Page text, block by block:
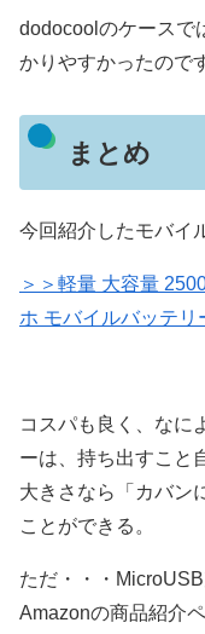
dodocoolのケースで
かりやすかったので
まとめ
今回紹介したモバイ
＞＞軽量 大容量
ホ モバイルバッテリ
コスパも良く、なに
ーは、持ち出すこと
大きさなら「カバン
ことができる。
ただ・・・
Amazonの商品紹介